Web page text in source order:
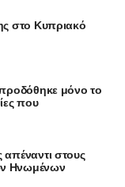
στο Κυπριακό
μόνο το
που
στους
Ηνωμένων